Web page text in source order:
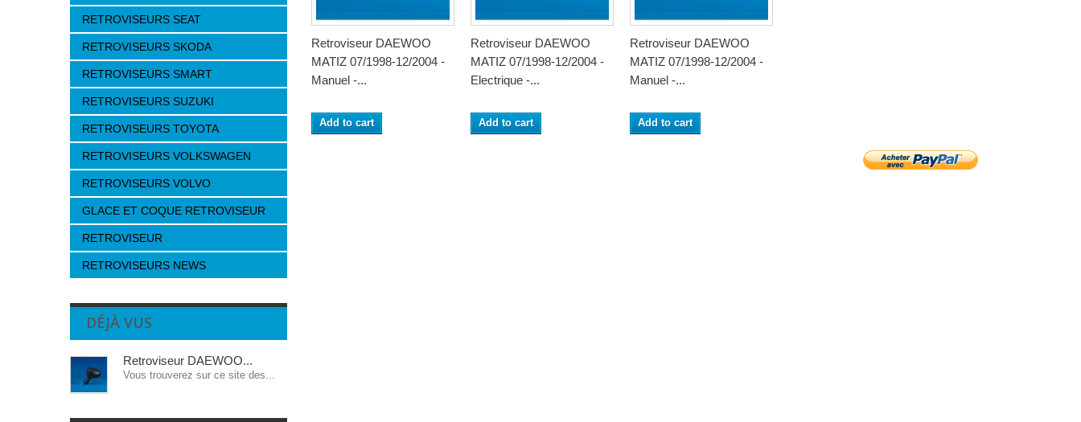
RETROVISEURS SEAT
RETROVISEURS SKODA
RETROVISEURS SMART
RETROVISEURS SUZUKI
RETROVISEURS TOYOTA
RETROVISEURS VOLKSWAGEN
RETROVISEURS VOLVO
GLACE ET COQUE RETROVISEUR
RETROVISEUR
RETROVISEURS NEWS
DÉJÀ VUS
Retroviseur DAEWOO...
Vous trouverez sur ce site des...
Retroviseur DAEWOO
MATIZ 07/1998-12/2004 -
Manuel -...
Add to cart
Retroviseur DAEWOO
MATIZ 07/1998-12/2004 -
Electrique -...
Add to cart
Retroviseur DAEWOO
MATIZ 07/1998-12/2004 -
Manuel -...
Add to cart